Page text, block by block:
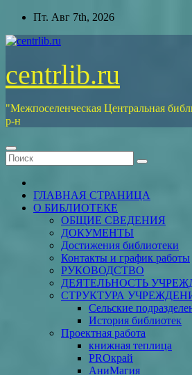
Перейти
содержимому
Пт. Авг 7th, 2026
centrlib.ru
"Межпоселенческая Центральная
р-н
ГЛАВНАЯ СТРАНИЦА
О БИБЛИОТЕКЕ
ОБЩИЕ СВЕДЕНИЯ
ДОКУМЕНТЫ
Достижения библиотеки
Контакты и график работы
РУКОВОДСТВО
ДЕЯТЕЛЬНОСТЬ
СТРУКТУРА
Сельские
История библиотек
Проектная работа
книжная теплица
PROкрай
АниМагия